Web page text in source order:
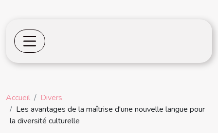
Accueil
Divers
Les avantages de la maîtrise d'une nouvelle langue pour
la diversité culturelle